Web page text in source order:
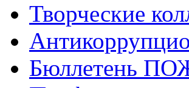
Творческие
Бюллетень